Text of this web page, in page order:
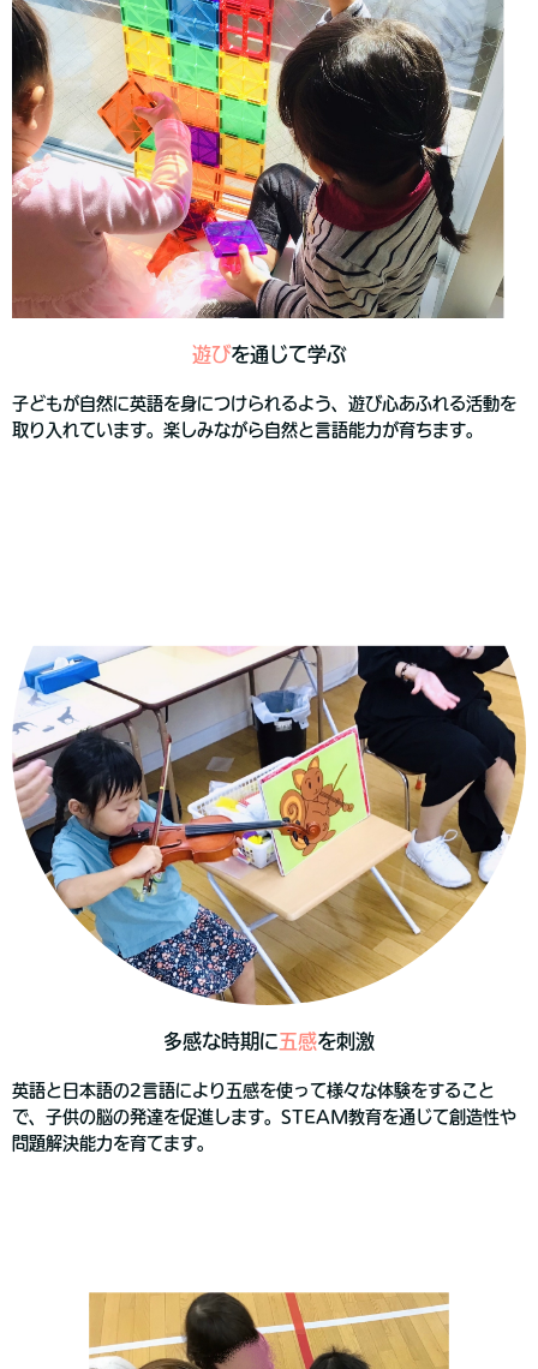
遊びを通じて学ぶ
子どもが自然に英語を身につけられるよう、遊び心あふれる活動を
取り入れています。楽しみながら自然と言語能力が育ちます。
多感な時期に五感を刺激
英語と日本語の2言語により五感を使って様々な体験をすること
で、子供の脳の発達を促進します。STEAM教育を通じて創造性や
問題解決能力を育てます。